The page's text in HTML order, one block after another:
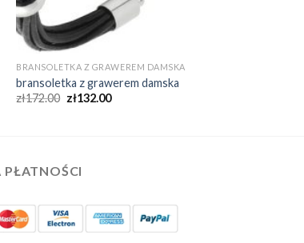
BRANSOLETKA Z GRAWEREM DAMSKA
bransoletka z grawerem damska
zł172.00 zł132.00